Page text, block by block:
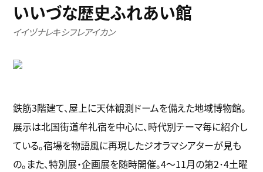
e
b
t
t
e
いいづな歴史ふれあい館
イイヅナレキシフレアイカン
鉄筋3階建て、屋上に天体観測ドームを備えた地域博物館。
展示は北国街道牟礼宿を中心に、時代別テーマ毎に紹介し
ている。宿場を物語風に再現したジオラマシアターが見も
の。また、特別展・企画展を随時開催。4～11月の第2･4土曜